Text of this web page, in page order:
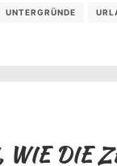
UNTERGRÜNDE
DIE